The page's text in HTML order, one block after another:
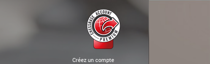
Créez un compte